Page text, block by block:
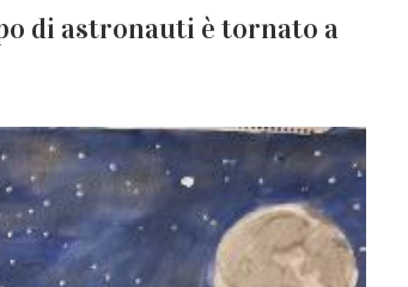
di astronauti è tornato a